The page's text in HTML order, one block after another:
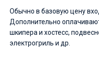
Обычно в базовую цену
Дополнительно
шкипера и хостесс,
электрогриль и др.